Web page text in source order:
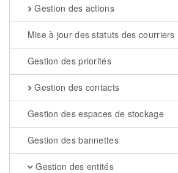
Gestion des actions
Mise à jour des statuts des courriers
Gestion des priorités
Gestion des contacts
Gestion des espaces de stockage
Gestion des bannettes
Gestion des entités